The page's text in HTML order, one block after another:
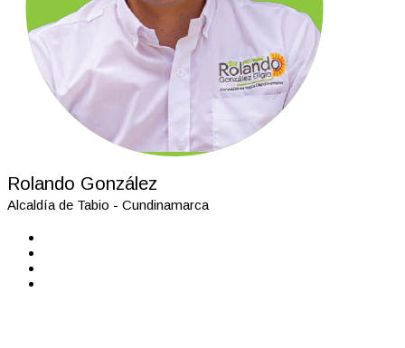
Rolando González
Alcaldía de Tabio - Cundinamarca